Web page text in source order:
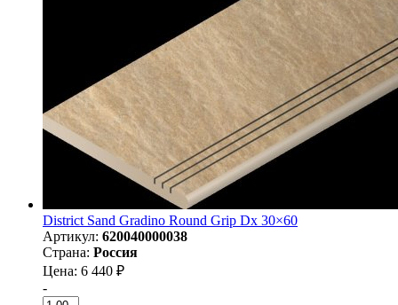
District Sand Gradino Round Grip Dx 30×60
Артикул: 620040000038
Страна: Россия
Цена: 6 440 ₽
-